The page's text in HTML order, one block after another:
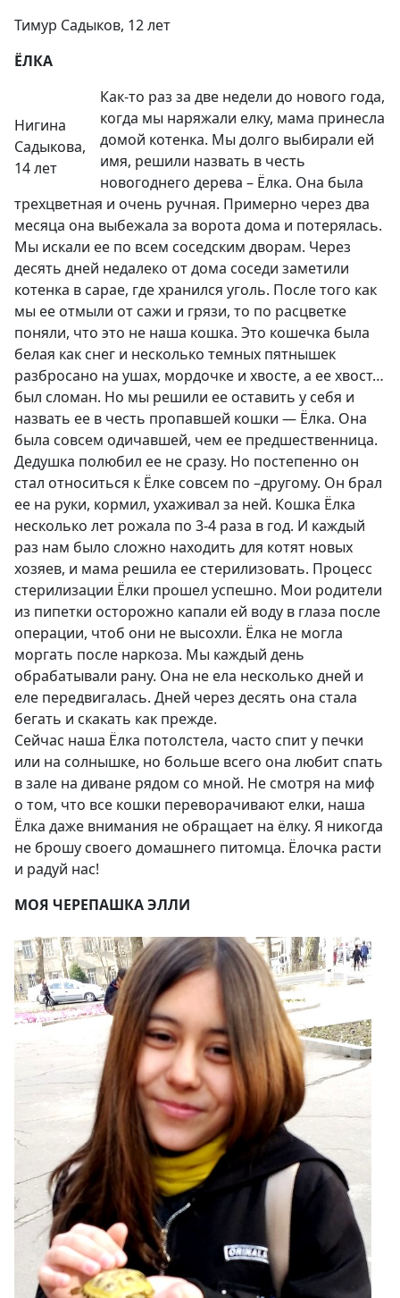
Тимур Садыков, 12 лет
ЁЛКА
Нигина
Садыкова,
14 лет
Как-то раз за две недели до нового года,
когда мы наряжали елку, мама принесла
домой котенка. Мы долго выбирали ей
имя, решили назвать в честь
новогоднего дерева – Ёлка. Она была
трехцветная и очень ручная. Примерно через два
месяца она выбежала за ворота дома и потерялась.
Мы искали ее по всем соседским дворам. Через
десять дней недалеко от дома соседи заметили
котенка в сарае, где хранился уголь. После того как
мы ее отмыли от сажи и грязи, то по расцветке
поняли, что это не наша кошка. Это кошечка была
белая как снег и несколько темных пятнышек
разбросано на ушах, мордочке и хвосте, а ее хвост…
был сломан. Но мы решили ее оставить у себя и
назвать ее в честь пропавшей кошки — Ёлка. Она
была совсем одичавшей, чем ее предшественница.
Дедушка полюбил ее не сразу. Но постепенно он
стал относиться к Ёлке совсем по –другому. Он брал
ее на руки, кормил, ухаживал за ней. Кошка Ёлка
несколько лет рожала по 3-4 раза в год. И каждый
раз нам было сложно находить для котят новых
хозяев, и мама решила ее стерилизовать. Процесс
стерилизации Ёлки прошел успешно. Мои родители
из пипетки осторожно капали ей воду в глаза после
операции, чтоб они не высохли. Ёлка не могла
моргать после наркоза. Мы каждый день
обрабатывали рану. Она не ела несколько дней и
еле передвигалась. Дней через десять она стала
бегать и скакать как прежде.
Сейчас наша Ёлка потолстела, часто спит у печки
или на солнышке, но больше всего она любит спать
в зале на диване рядом со мной. Не смотря на миф
о том, что все кошки переворачивают елки, наша
Ёлка даже внимания не обращает на ёлку. Я никогда
не брошу своего домашнего питомца. Ёлочка расти
и радуй нас!
МОЯ ЧЕРЕПАШКА ЭЛЛИ